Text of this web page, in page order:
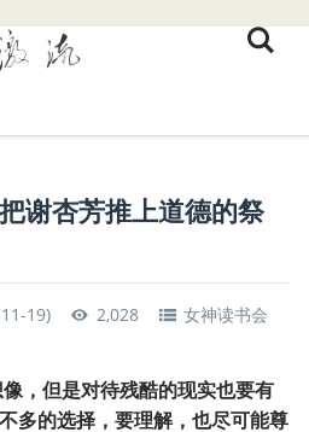
谢杏芳推上道德的祭
19) 2,028
女神读书会
，但是对待残酷的现实也要有
多的选择，要理解，也尽可能尊